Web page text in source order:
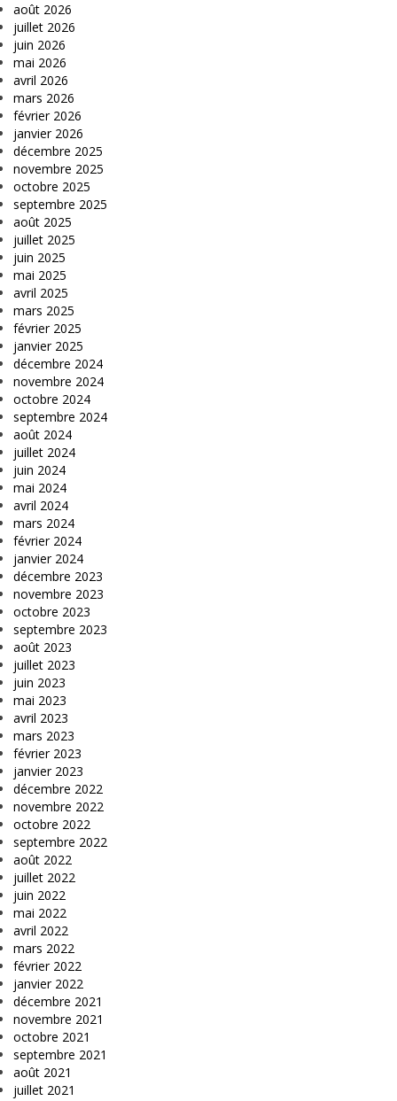
août 2026
juillet 2026
juin 2026
mai 2026
avril 2026
mars 2026
février 2026
janvier 2026
décembre 2025
novembre 2025
octobre 2025
septembre 2025
août 2025
juillet 2025
juin 2025
mai 2025
avril 2025
mars 2025
février 2025
janvier 2025
décembre 2024
novembre 2024
octobre 2024
septembre 2024
août 2024
juillet 2024
juin 2024
mai 2024
avril 2024
mars 2024
février 2024
janvier 2024
décembre 2023
novembre 2023
octobre 2023
septembre 2023
août 2023
juillet 2023
juin 2023
mai 2023
avril 2023
mars 2023
février 2023
janvier 2023
décembre 2022
novembre 2022
octobre 2022
septembre 2022
août 2022
juillet 2022
juin 2022
mai 2022
avril 2022
mars 2022
février 2022
janvier 2022
décembre 2021
novembre 2021
octobre 2021
septembre 2021
août 2021
juillet 2021